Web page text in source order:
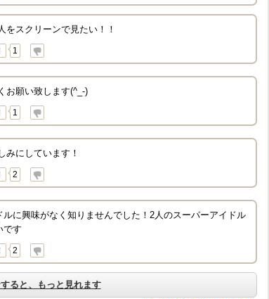
をスクリーンで見たい！！
1
お願い致します(^_-)
1
みにしています！
2
に興味がなく知りませんでした！2人のスーパーアイドル
です
2
ると、もっと見れます